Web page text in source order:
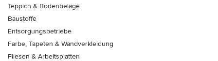
Teppich & Bodenbeläge
Baustoffe
Entsorgungsbetriebe
Farbe, Tapeten & Wandverkleidung
Fliesen & Arbeitsplatten